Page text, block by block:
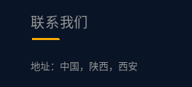
联系我们
地址：中国，陕西，西安